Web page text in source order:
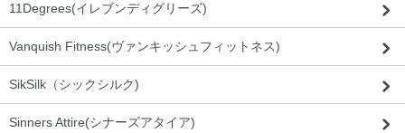
11Degrees(イレブンディグリーズ)
Vanquish Fitness(ヴァンキッシュフィットネス)
SikSilk（シックシルク)
Sinners Attire(シナーズアタイア)